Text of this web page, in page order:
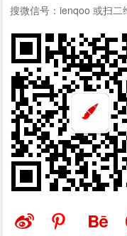
搜微信号：ienqoo 或扫二